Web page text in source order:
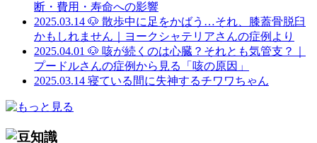
断・費用・寿命への影響
2025.03.14 🐶 散歩中に足をかばう…それ、膝蓋骨脱臼
かもしれません｜ヨークシャテリアさんの症例より
2025.04.01 🐶 咳が続くのは心臓？それとも気管支？｜
プードルさんの症例から見る「咳の原因」
2025.03.14 寝ている間に失神するチワワちゃん